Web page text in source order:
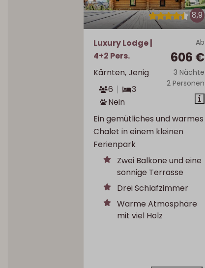
8,9
Ab
606 €
3 Nächte
2 Personen
Luxury Lodge |
4+2 Pers.
Kärnten, Jenig
6
3
Nein
Ein gemütliches und warmes
Chalet in einem kleinen
Ferienpark
Zwei Balkone und eine
sonnige Terrasse
Drei Schlafzimmer
Warme Atmosphäre
mit viel Holz